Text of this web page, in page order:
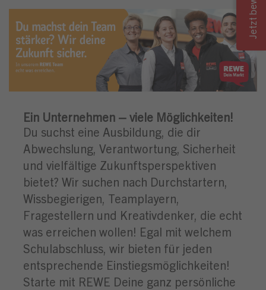
Ein Unternehmen – viele Möglichkeiten!
Du suchst eine Ausbildung, die dir
Abwechslung, Verantwortung, Sicherheit
und vielfältige Zukunftsperspektiven
bietet? Wir suchen nach Durchstartern,
Wissbegierigen, Teamplayern,
Fragestellern und Kreativdenker, die echt
was erreichen wollen! Egal mit welchem
Schulabschluss, wir bieten für jeden
entsprechende Einstiegsmöglichkeiten!
Starte mit REWE Deine ganz persönliche